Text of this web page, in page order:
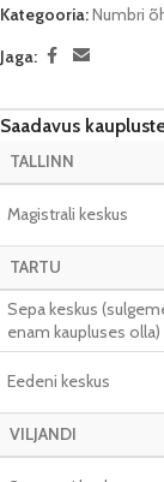
Kategooria:Numbri
Jaga:
Saadavus
TALLINN
Magistrali keskus
TARTU
Sepa keskus
enam kaupluses olla)
Eedeni keskus
VILJANDI